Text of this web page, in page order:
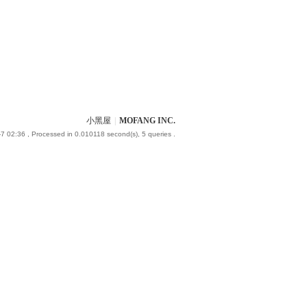
小黑屋 MOFANG INC.
02:36 , Processed in 0.010118 second(s), 5 queries .